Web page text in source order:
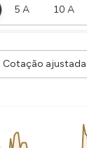
Radar do
Comparador de
As Ações Mais
5 A 10 A
Cotação ajustada